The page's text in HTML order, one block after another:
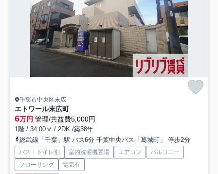
千葉市中央区末広
エトワール末広町
6万円 管理/共益費5,000円
1階 / 34.00㎡ / 2DK /築38年
総武線「千葉」駅 バス6分 千葉中央バス「葛城町」 停歩2分
バス・トイレ別 室内洗濯機置場 エアコン
バルコニー
フローリング
電気有